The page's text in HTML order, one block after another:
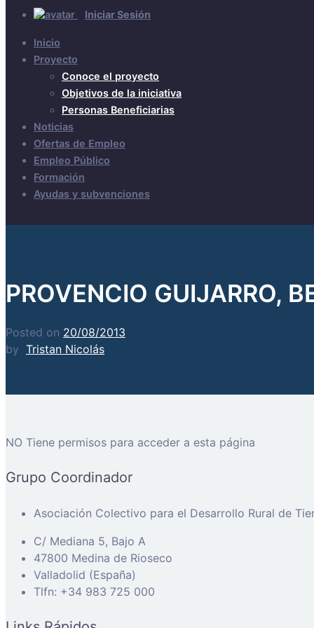
Iniciar Sesión
Inicio
Proyecto
Conoce el proyecto
Objetivos de la iniciativa
Personas Beneficiarias
Noticias
Ofertas de Empleo
Empleo Público
Formación
Ayudas y subvenciones
PROVENCIO GUIJARRO,
Posted on 20/08/2013
by Tristan Nicolás
NO Tiene permisos para acceder a esta página
Grupo Coordinador
Asociación Colectivo para el Desarrollo Rural de
C/ Mediana 5, Bajo A
47800 Medina de Rioseco
Valladolid (España)
Tlfn: +34 983 725 000